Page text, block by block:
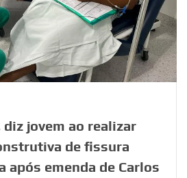
diz jovem ao realizar
de fissura
após emenda de Carlos